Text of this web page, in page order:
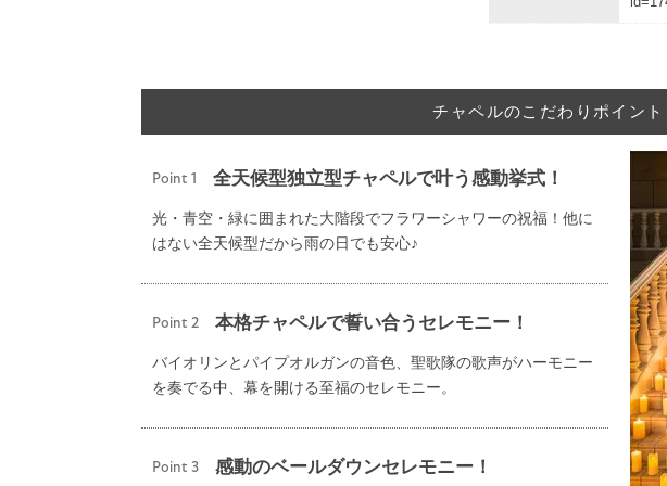
チャペルのこだわりポイント
Point 1 全天候型独立型チャペルで叶う感動挙式！
光・青空・緑に囲まれた大階段でフラワーシャワーの祝福！他に
はない全天候型だから雨の日でも安心♪
Point 2 本格チャペルで誓い合うセレモニー！
バイオリンとパイプオルガンの音色、聖歌隊の歌声がハーモニー
を奏でる中、幕を開ける至福のセレモニー。
Point 3 感動のベールダウンセレモニー！